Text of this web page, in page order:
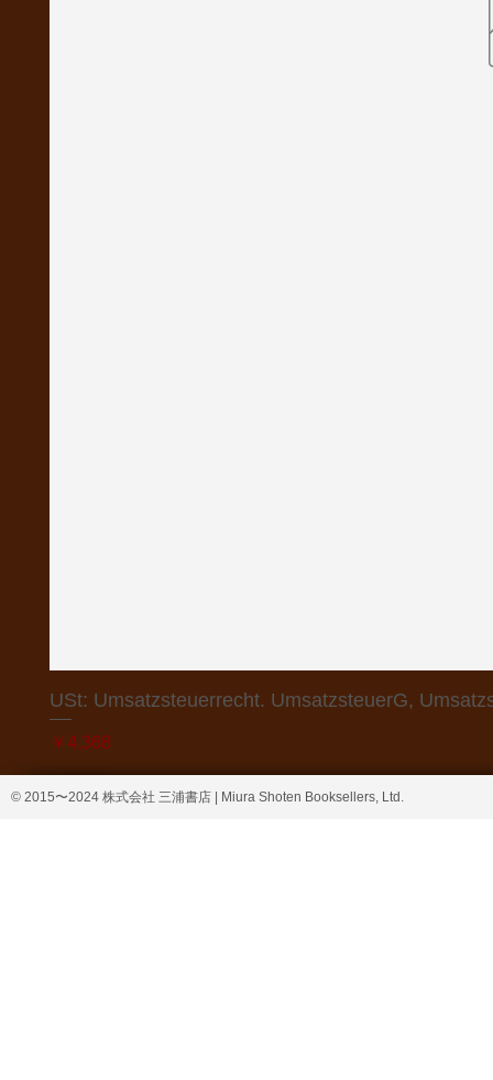
USt: Umsatzsteuerrecht. UmsatzsteuerG,
価格
￥4,368
© 2015〜2024 株式会社 三浦書店 | Miura Shoten Booksellers, Ltd.